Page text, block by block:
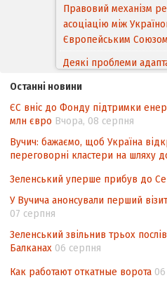
Правовий механізм
асоціацію між
Європейським Cоюзом
Деякі проблеми
походження товарів
Угоди про
інтелектуальної
контексті
Аналіз виборчого
невизначеності
підрахунку голосів
Останні новини
ЄС вніс до Фонду підтримки
млн євро Вчора, 08 серпня
Вучич: бажаємо, щоб Україна
переговорні кластери на шляху
Зеленський уперше прибув до
У Вучича анонсували перший
07 серпня
Зеленський звільнив трьох
Балканах 06 серпня
Как работают откатные ворота